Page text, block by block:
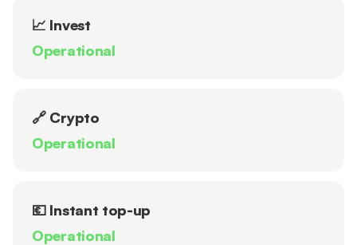
📈 Invest
Operational
🔗 Crypto
Operational
💶 Instant top-up
Operational